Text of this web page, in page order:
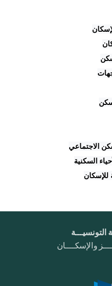
الاجتماعي
السكنية
للإسكان
التونسيـــة
والإسكــــان